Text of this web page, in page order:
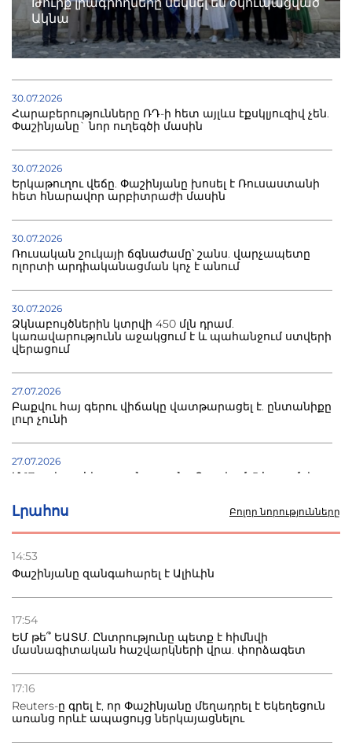
Լրահոս Բոլոր նորությունները
14:53
Փաշինյանը զանգահարել է Ալիևին
17:54
ԵՄ թե՞ ԵԱՏՄ. Ընտրությունը պետք է հիմնվի
մասնագիտական հաշվարկների վրա. փորձագետ
17:16
Reuters-ը գրել է, որ Փաշինյանը մեղադրել է Եկեղեցուն
առանց որևէ ապացույց ներկայացնելու
Ակնա
30.07.2026
Հարաբերությունները ՌԴ-ի հետ այլևս էքսկլյուզիվ չեն.
Փաշինյանը` նոր ուղեգծի մասին
30.07.2026
Երկաթուղու վեճը. Փաշինյանը խոսել է Ռուսաստանի
հետ հնարավոր արբիտրաժի մասին
30.07.2026
Ռուսական շուկայի ճգնաժամը՝ շանս. վարչապետը
ոլորտի արդիականացման կոչ է անում
30.07.2026
Ձկնաբույծներին կտրվի 450 մլն դրամ.
կառավարությունն աջակցում է և պահանջում ստվերի
վերացում
27.07.2026
Բաքվու հայ գերու վիճակը վատթարացել է. ընտանիքը
լուր չունի
27.07.2026
Մ-17 աշխարհի առաջնությունը Բաքվում. 5 հայ ըմբիշ
22.07.2026
տուժածներ կան
21.07.2026
Դատվածություն ունեցող միգրանտներին կարգելվի
բնակվել Ռուսաստանում
20.07.2026
Բաքվի բանտից գեներալ Մանուկյանը դիմել է
Փաշինյանին